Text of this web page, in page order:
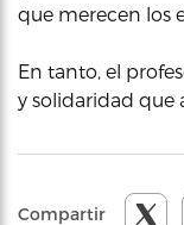
que merecen los
En tanto, el
y solidaridad que
Compartir